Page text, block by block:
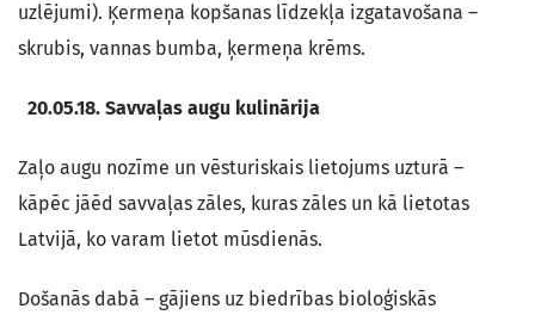
uzlējumi). Ķermeņa kopšanas līdzekļa izgatavošana –
skrubis, vannas bumba, ķermeņa krēms.
20.05.18. Savvaļas augu kulinārija
Zaļo augu nozīme un vēsturiskais lietojums uzturā –
kāpēc jāēd savvaļas zāles, kuras zāles un kā lietotas
Latvijā, ko varam lietot mūsdienās.
Došanās dabā – gājiens uz biedrības bioloģiskās